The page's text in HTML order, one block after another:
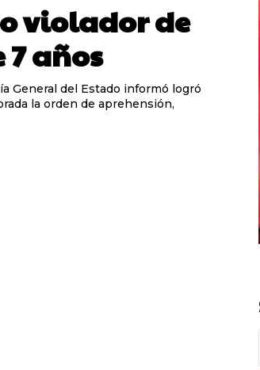
violador de
años
General del Estado informó logró
la orden de aprehensión,